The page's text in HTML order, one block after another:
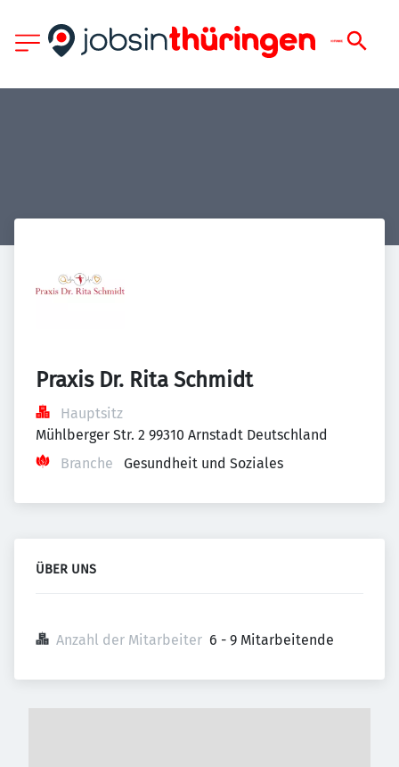
Praxis Dr. Rita Schmidt
Hauptsitz
Mühlberger Str. 2 99310 Arnstadt Deutschland
Branche
Gesundheit und Soziales
ÜBER UNS
Anzahl der Mitarbeiter 6 - 9 Mitarbeitende